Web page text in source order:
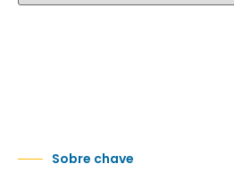
Sobre chave